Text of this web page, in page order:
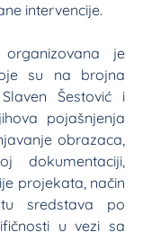
intervencije.
je
su na brojna
Šestović i
pojašnjenja
obrazaca,
dokumentaciji,
projekata, način
sredstava po
u vezi sa